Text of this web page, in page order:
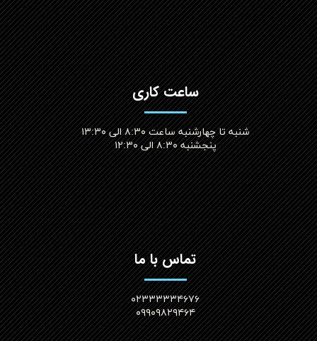
ساعت کاری
شنبه تا چهارشنبه ساعت ۸:۳۰ الی ۱۳:۳۰
پنجشنبه ۸:۳۰ الی ۱۲:۳۰​​​​​​​
تماس با ما
۰۲۳۳۳۳۳۴۶۷۶
۰۹۹۰۹۸۲۹۴۶۴